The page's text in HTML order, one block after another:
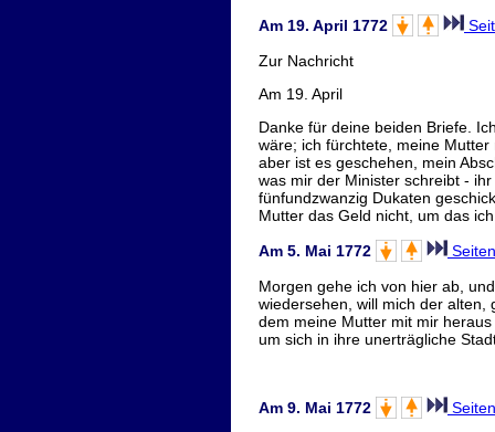
Am 19. April 1772
Zur Nachricht
Am 19. April
Danke für deine beiden Briefe.
wäre; ich fürchtete, meine
aber ist es geschehen, mein
was mir der Minister schreibt -
fünfundzwanzig Dukaten
Mutter das Geld nicht, um das
Am 5. Mai 1772
Morgen gehe ich von hier ab,
wiedersehen, will mich der alten,
dem meine Mutter mit mir
um sich in ihre unerträgliche
Am 9. Mai 1772